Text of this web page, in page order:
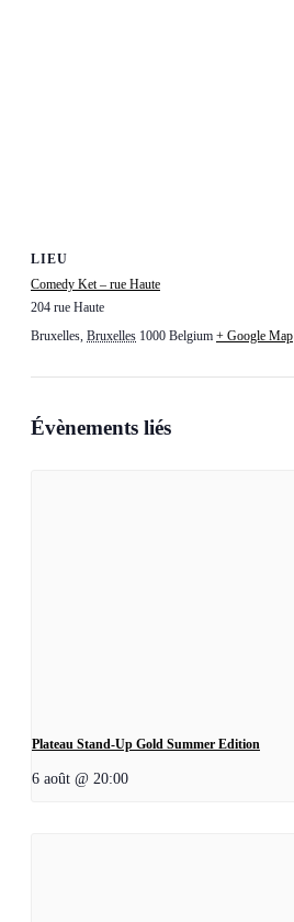
LIEU
Comedy Ket – rue Haute
204 rue Haute
Bruxelles, Bruxelles 1000 Belgium + Google Map
Évènements liés
Plateau Stand-Up Gold Summer Edition
6 août @ 20:00